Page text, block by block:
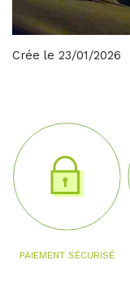
Crée le 23/01/2026
PAIEMENT SÉCURISÉ